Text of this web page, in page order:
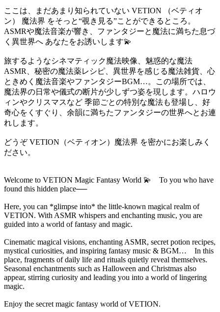
ここは、まだあまり知られていない VETION （ベティオ
ン） 魔法界 をそっと“覗き見る”ことができるところ。
ASMRや魔法音楽が響き、ファンタジーと魔法に満ちた息づ
く異世界へ あなたをお誘いします💫
旅するようなシネマティック魔法映像、魅惑的な魔法
ASMR、秘密の魔法薬レシピ、異世界を感じる魔法雑貨、心
ときめく魔法音楽やファンタジーBGM…。この場所では、
魔法界の日常や儀式の断片が少しずつ姿を現します。ハロウ
ィンやクリスマスなど 季節ごとの特別な魔法も登場し、好
奇心をくすぐり、余韻に満ちたファンタジーの世界へとお連
れします。
どうぞ VETION（ベティオン）魔法界 を密かにお楽しみく
ださい。
Welcome to VETION Magic Fantasy World 💫 To you who have
found this hidden place──
Here, you can *glimpse into* the little-known magical realm of
VETION. With ASMR whispers and enchanting music, you are
guided into a world of fantasy and magic.
Cinematic magical visions, enchanting ASMR, secret potion recipes,
mystical curiosities, and inspiring fantasy music & BGM… In this
place, fragments of daily life and rituals quietly reveal themselves.
Seasonal enchantments such as Halloween and Christmas also
appear, stirring curiosity and leading you into a world of lingering
magic.
Enjoy the secret magic fantasy world of VETION.